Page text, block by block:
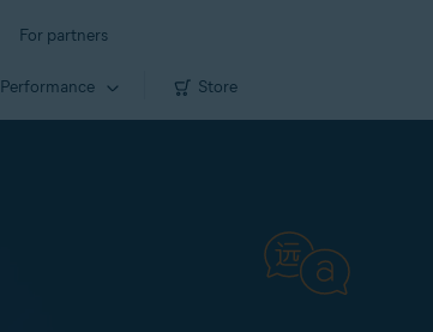
For partners
Performance Store